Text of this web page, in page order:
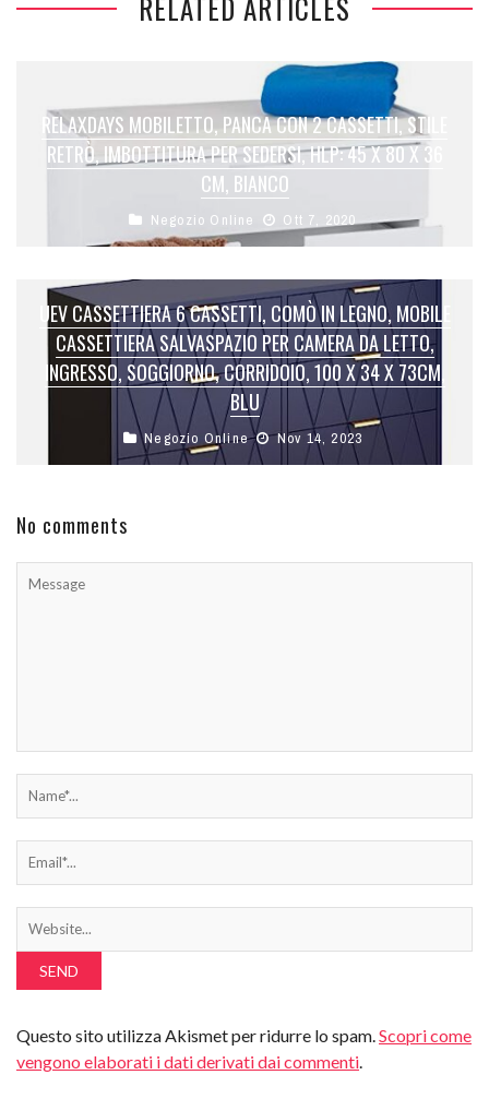
RELATED ARTICLES
RELAXDAYS MOBILETTO, PANCA CON 2 CASSETTI, STILE
RETRÒ, IMBOTTITURA PER SEDERSI, HLP: 45 X 80 X 36
CM, BIANCO
Negozio Online Ott 7, 2020
UEV CASSETTIERA 6 CASSETTI, COMÒ IN LEGNO, MOBILE
CASSETTIERA SALVASPAZIO PER CAMERA DA LETTO,
INGRESSO, SOGGIORNO, CORRIDOIO, 100 X 34 X 73CM,
BLU
Negozio Online Nov 14, 2023
No comments
Questo sito utilizza Akismet per ridurre lo spam.Scopri come
vengono elaborati i dati derivati dai commenti.